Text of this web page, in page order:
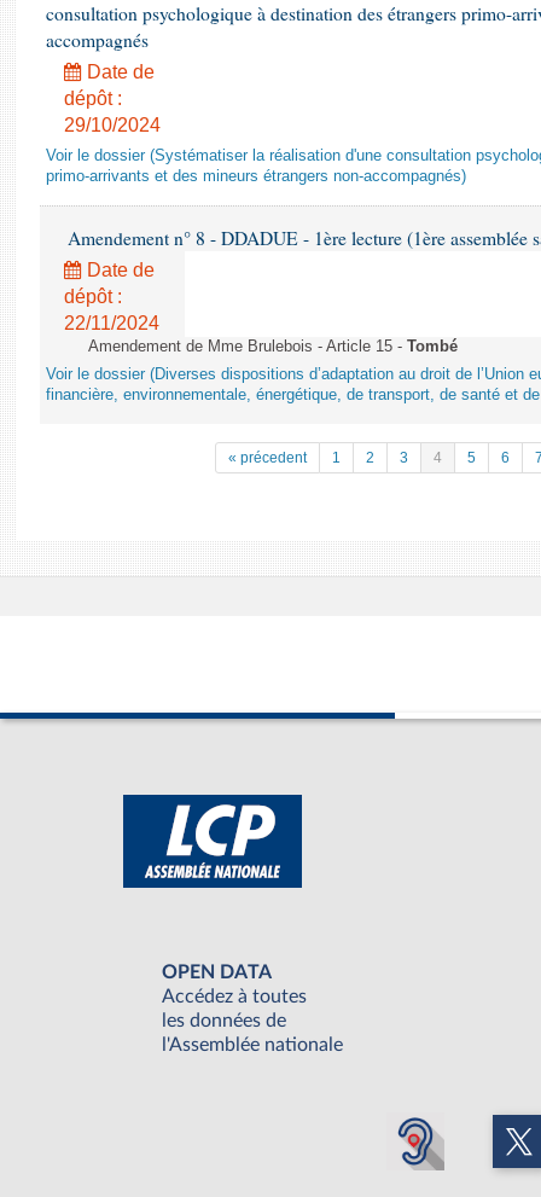
consultation psychologique à destination des étrangers primo-
accompagnés
Date de
dépôt :
29/10/2024
Voir le dossier (Systématiser la réalisation d'une consultation
primo-arrivants et des mineurs étrangers non-accompagnés)
Amendement n° 8 - DDADUE - 1ère lecture (1ère assemblée
Date de
dépôt :
22/11/2024
Amendement de Mme Brulebois - Article 15 - Tombé
Voir le dossier (Diverses dispositions d’adaptation au droit de l’Union
financière, environnementale, énergétique, de transport, de santé et
« précedent 1 2 3 4 5 6
OPEN DATA
Accédez à toutes
les données de
l'Assemblée nationale